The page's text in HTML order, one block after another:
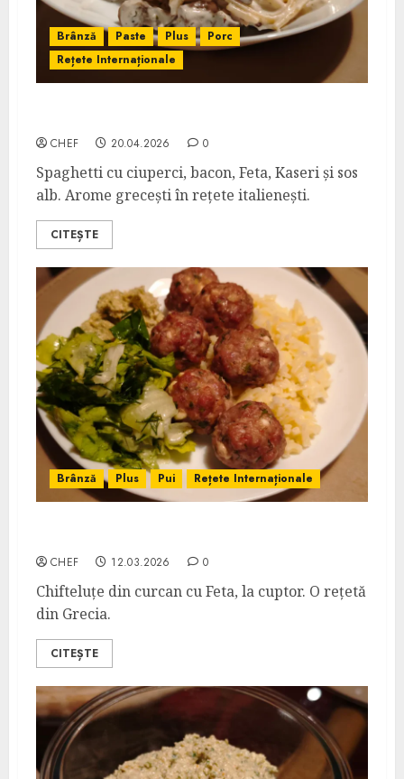
Brânză Paste Plus
Porc
Rețete Internaționale
CHEF 20.04.2026 0
Spaghetti cu ciuperci, bacon, Feta, Kaseri și sos
alb. Arome grecești în rețete italienești.
CITEȘTE
Brânză Plus Pui Rețete Internaționale
CHEF 12.03.2026 0
Chifteluțe din curcan cu Feta, la cuptor. O rețetă
din Grecia.
CITEȘTE